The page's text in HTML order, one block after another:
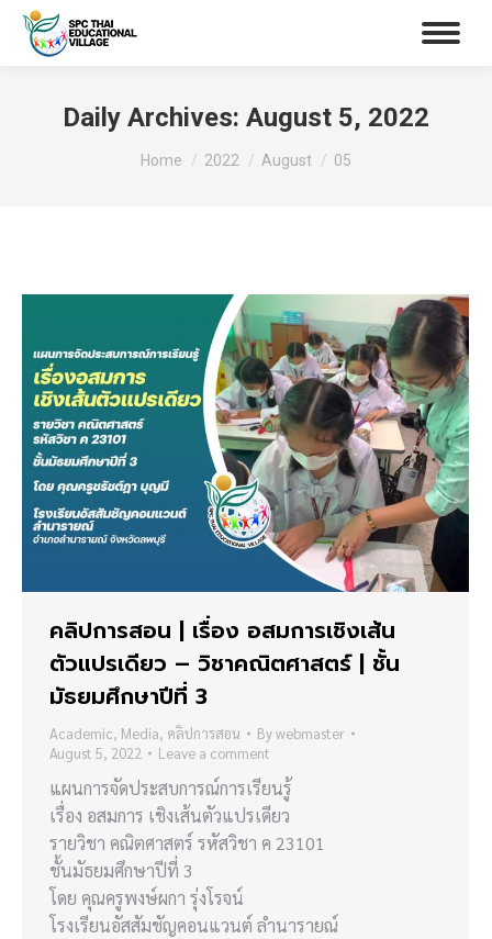
Daily Archives: August 5, 2022
You are here:
Home 2022 August 05
คลิปการสอน | เรื่อง อสมการเชิงเส้น
ตัวแปรเดียว – วิชาคณิตศาสตร์ | ชั้น
มัธยมศึกษาปีที่ 3
Academic, Media, คลิปการสอน Bywebmaster
August 5, 2022
Leave a comment
แผนการจัดประสบการณ์การเรียนรู้
เรื่อง อสมการ เชิงเส้นตัวแปรเดียว
รายวิชา คณิตศาสตร์ รหัสวิชา ค 23101
ชั้นมัธยมศึกษาปีที่ 3
โดย คุณครูพงษ์ผกา รุ่งโรจน์
โรงเรียนอัสสัมชัญคอนแวนต์ ลำนารายณ์